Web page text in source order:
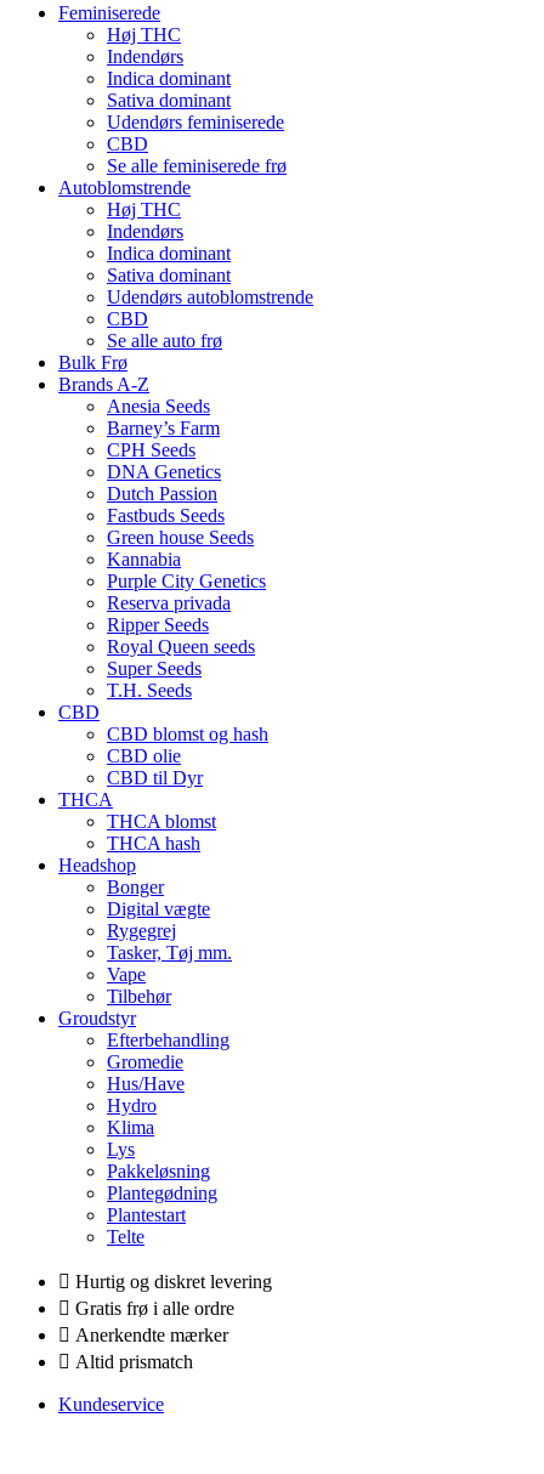
Feminiserede
Høj THC
Indendørs
Indica dominant
Sativa dominant
Udendørs feminiserede
CBD
Se alle feminiserede frø
Autoblomstrende
Høj THC
Indendørs
Indica dominant
Sativa dominant
Udendørs autoblomstrende
CBD
Se alle auto frø
Bulk Frø
Brands A-Z
Anesia Seeds
Barney’s Farm
CPH Seeds
DNA Genetics
Dutch Passion
Fastbuds Seeds
Green house Seeds
Kannabia
Purple City Genetics
Reserva privada
Ripper Seeds
Royal Queen seeds
Super Seeds
T.H. Seeds
CBD
CBD blomst og hash
CBD olie
CBD til Dyr
THCA
THCA blomst
THCA hash
Headshop
Bonger
Digital vægte
Rygegrej
Tasker, Tøj mm.
Vape
Tilbehør
Groudstyr
Efterbehandling
Gromedie
Hus/Have
Hydro
Klima
Lys
Pakkeløsning
Plantegødning
Plantestart
Telte
Hurtig og diskret levering
Gratis frø i alle ordre
Anerkendte mærker
Altid prismatch
Kundeservice